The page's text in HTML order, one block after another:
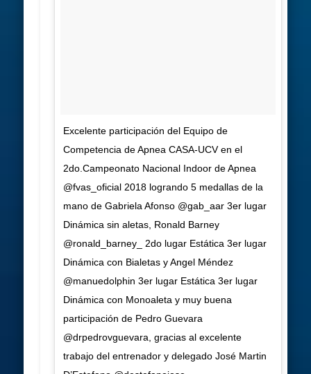
Excelente participación del Equipo de
Competencia de Apnea CASA-UCV en el
2do.Campeonato Nacional Indoor de Apnea
@fvas_oficial 2018 logrando 5 medallas de la
mano de Gabriela Afonso @gab_aar 3er lugar
Dinámica sin aletas, Ronald Barney
@ronald_barney_ 2do lugar Estática 3er lugar
Dinámica con Bialetas y Angel Méndez
@manuedolphin 3er lugar Estática 3er lugar
Dinámica con Monoaleta y muy buena
participación de Pedro Guevara
@drpedrovguevara, gracias al excelente
trabajo del entrenador y delegado José Martin